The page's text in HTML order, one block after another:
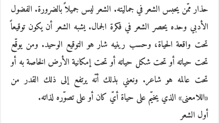
حذار ممّن يحبس الشعر في جماليته. الشعر ليس جميلاً بالضرورة. الفضول
الأدبي وحده يحصر الشعر في فكرة الجمال. يشبه الشعر أن يكون توقيعاً
تحت واقعة الحياة، وحسب رينيه شار هو التوقيع الوحيد. ومن يوقّع
تحت حياته أو تحت شكل حياته أو تحت إمكانية الأرض الخاصة به أو
تحت عالمه هو شاعر. ونعني بذلك أنّه يرتفع إلى ذلك القدر من
«اللامعنى» الذي يخيّم على حياة أيّ كان أو على تصوّره لذاته.
أول الشعر